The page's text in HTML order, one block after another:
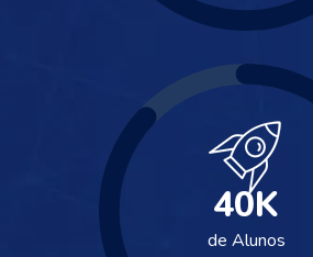
de Alunos
40K